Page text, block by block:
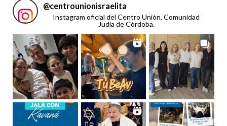
@centrounionisraelita
Instagram oficial del Centro Unión, Comunidad
Judía de Córdoba.